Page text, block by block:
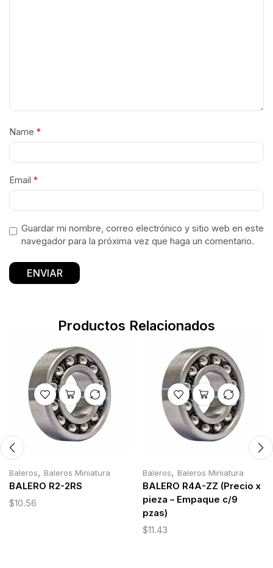
Name *
Email *
Guardar mi nombre, correo electrónico y sitio web en este
navegador para la próxima vez que haga un comentario.
Productos Relacionados
Baleros, Baleros Miniatura
BALERO R2-2RS
$10.56
Baleros, Baleros Miniatura
BALERO R4A-ZZ (Precio x
pieza – Empaque c/9
pzas)
$11.43